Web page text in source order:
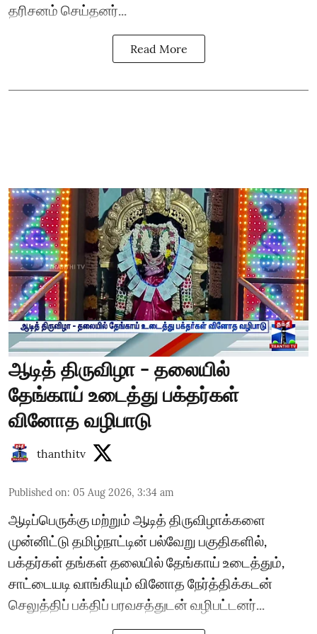
தரிசனம் செய்தனர்...
Read More
ஆடித் திருவிழா - தலையில்
தேங்காய் உடைத்து பக்தர்கள்
வினோத வழிபாடு
thanthitv
Published on: 05 Aug 2026, 3:34 am
ஆடிப்பெருக்கு மற்றும் ஆடித் திருவிழாக்களை
முன்னிட்டு தமிழ்நாட்டின் பல்வேறு பகுதிகளில்,
பக்தர்கள் தங்கள் தலையில் தேங்காய் உடைத்தும்,
சாட்டையடி வாங்கியும் வினோத நேர்த்திக்கடன்
செலுத்திப் பக்திப் பரவசத்துடன் வழிபட்டனர்...